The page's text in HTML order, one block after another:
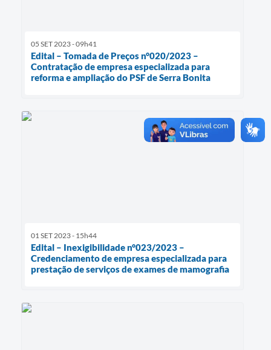
05 SET 2023 - 09h41
Edital – Tomada de Preços n°020/2023 –
Contratação de empresa especializada para
reforma e ampliação do PSF de Serra Bonita
01 SET 2023 - 15h44
Edital – Inexigibilidade n°023/2023 –
Credenciamento de empresa especializada para
prestação de serviços de exames de mamografia